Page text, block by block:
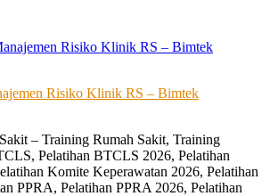
Risiko Klinik RS – Bimtek
– Training Rumah Sakit, Training
Pelatihan BTCLS 2026, Pelatihan
Komite Keperawatan 2026, Pelatihan
PPRA, Pelatihan PPRA 2026, Pelatihan